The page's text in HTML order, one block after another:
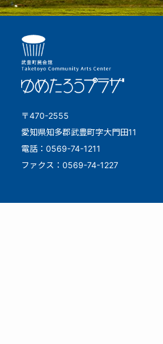
〒470-2555
愛知県知多郡武豊町字大門田11
電話：0569-74-1211
ファクス：0569-74-1227